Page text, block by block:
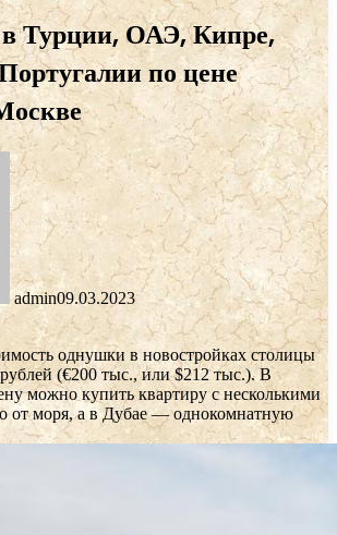
Турции, ОАЭ, Кипре,
по цене
admin09.03.2023
однушки в новостройках столицы
(€200 тыс., или $212 тыс.). В
можно купить квартиру с несколькими
от моря, а в Дубае — однокомнатную